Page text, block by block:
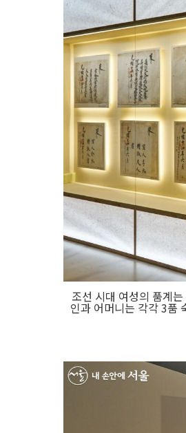
조선 시대 여성의 품계
인과 어머니는 각각 3품